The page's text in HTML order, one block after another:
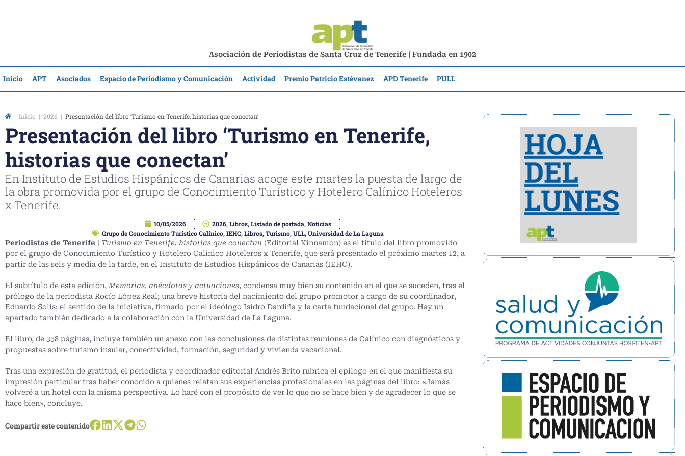
Asociación de Periodistas de Santa Cruz de Tenerife | Fundada en 1902
Inicio APT Asociados Espacio de Periodismo y Comunicación Actividad Premio Patricio Estévanez APD Tenerife PULL
Inicio | 2026 | Presentación del libro ‘Turismo en Tenerife, historias que conectan’
Presentación del libro ‘Turismo en Tenerife,
historias que conectan’
En Instituto de Estudios Hispánicos de Canarias acoge este martes la puesta de largo de
la obra promovida por el grupo de Conocimiento Turístico y Hotelero Calínico Hoteleros
x Tenerife.
10/05/2026 2026,Libros,Listado de portada,Noticias
Grupo de Conocimiento Turístico Calínico,IEHC,Libros,Turismo,ULL,Universidad de La Laguna
Periodistas de Tenerife | Turismo en Tenerife, historias que conectan (Editorial Kinnamon) es el título del libro promovido
por el grupo de Conocimiento Turístico y Hotelero Calínico Hoteleros x Tenerife, que será presentado el próximo martes 12, a
partir de las seis y media de la tarde, en el Instituto de Estudios Hispánicos de Canarias (IEHC).
El subtítulo de esta edición, Memorias, anécdotas y actuaciones, condensa muy bien su contenido en el que se suceden, tras el
prólogo de la periodista Rocío López Real; una breve historia del nacimiento del grupo promotor a cargo de su coordinador,
Eduardo Solís; el sentido de la iniciativa, firmado por el ideólogo Isidro Dardiña y la carta fundacional del grupo. Hay un
apartado también dedicado a la colaboración con la Universidad de La Laguna.
El libro, de 358 páginas, incluye también un anexo con las conclusiones de distintas reuniones de Calínico con diagnósticos y
propuestas sobre turismo insular, conectividad, formación, seguridad y vivienda vacacional.
Tras una expresión de gratitud, el periodista y coordinador editorial Andrés Brito rubrica el epílogo en el que manifiesta su
impresión particular tras haber conocido a quienes relatan sus experiencias profesionales en las páginas del libro: «Jamás
volveré a un hotel con la misma perspectiva. Lo haré con el propósito de ver lo que no se hace bien y de agradecer lo que se
hace bien», concluye.
Compartir este contenido